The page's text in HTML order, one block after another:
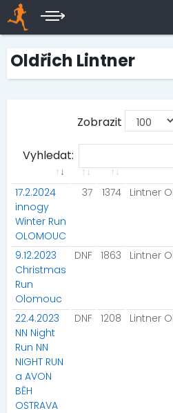
Oldřich Lintner
Zobrazit
Vyhledat:
17.2.2024
innogy
Winter Run
OLOMOUC
37 1374
9.12.2023
Christmas
Run
Olomouc
DNF 1863
22.4.2023
NN Night
Run NN
NIGHT RUN
a AVON
BĚH
OSTRAVA
DNF 1208